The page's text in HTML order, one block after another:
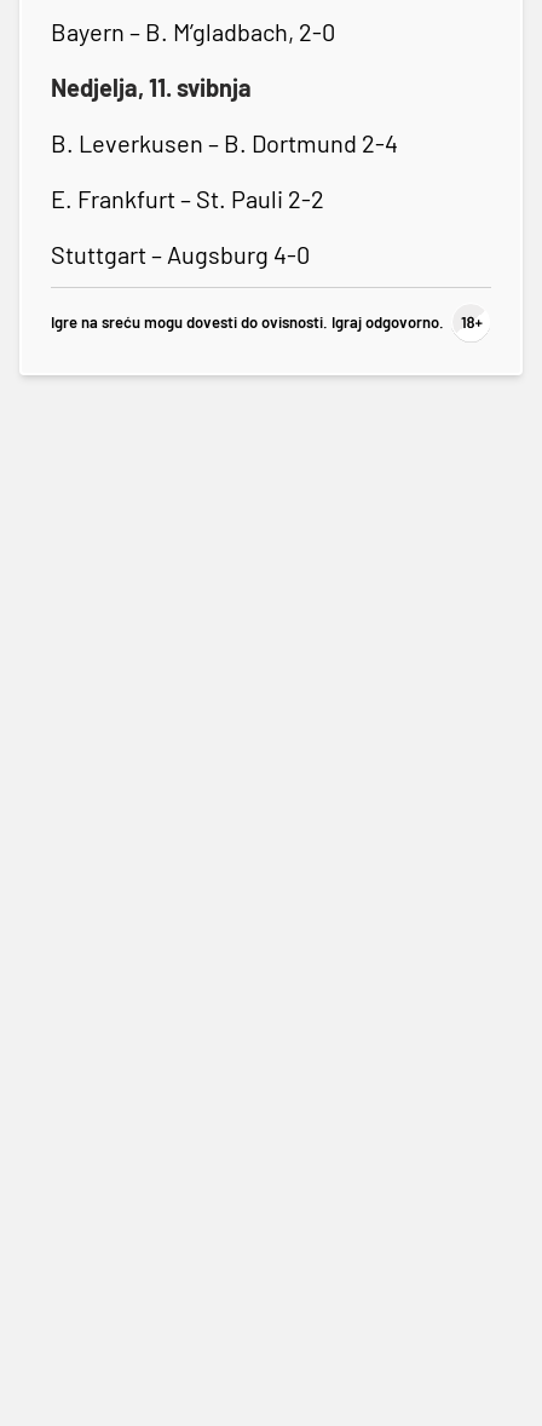
Bayern – B. M’gladbach, 2-0
Nedjelja, 11. svibnja
B. Leverkusen – B. Dortmund 2-4
E. Frankfurt – St. Pauli 2-2
Stuttgart – Augsburg 4-0
Igre na sreću mogu dovesti do ovisnosti. Igraj odgovorno.